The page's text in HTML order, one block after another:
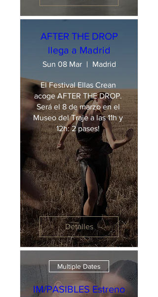
AFTER THE DROP
llega a Madrid
Sun 08 Mar Madrid
El Festival Ellas Crean
acoge AFTER THE DROP.
Será el 8 de marzo en el
Museo del Traje a las 11h y
12h: 2 pases!
Detalles
Multiple Dates
IM/PASIBLES Estreno